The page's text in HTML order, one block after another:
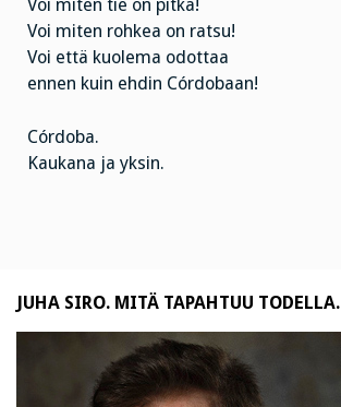
Voi miten tie on pitkä!
Voi miten rohkea on ratsu!
Voi että kuolema odottaa
ennen kuin ehdin Córdobaan!
Córdoba.
Kaukana ja yksin.
JUHA SIRO. MITÄ TAPAHTUU TODELLA.